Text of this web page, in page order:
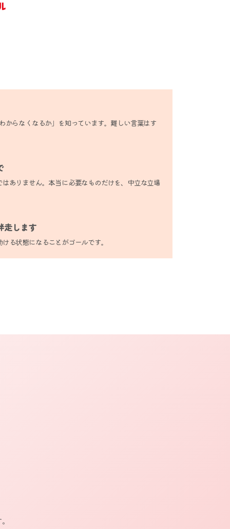
からなくなるか」を知っています。難しい言葉はす
ありません。本当に必要なものだけを、中立な立場
走します
る状態になることがゴールです。